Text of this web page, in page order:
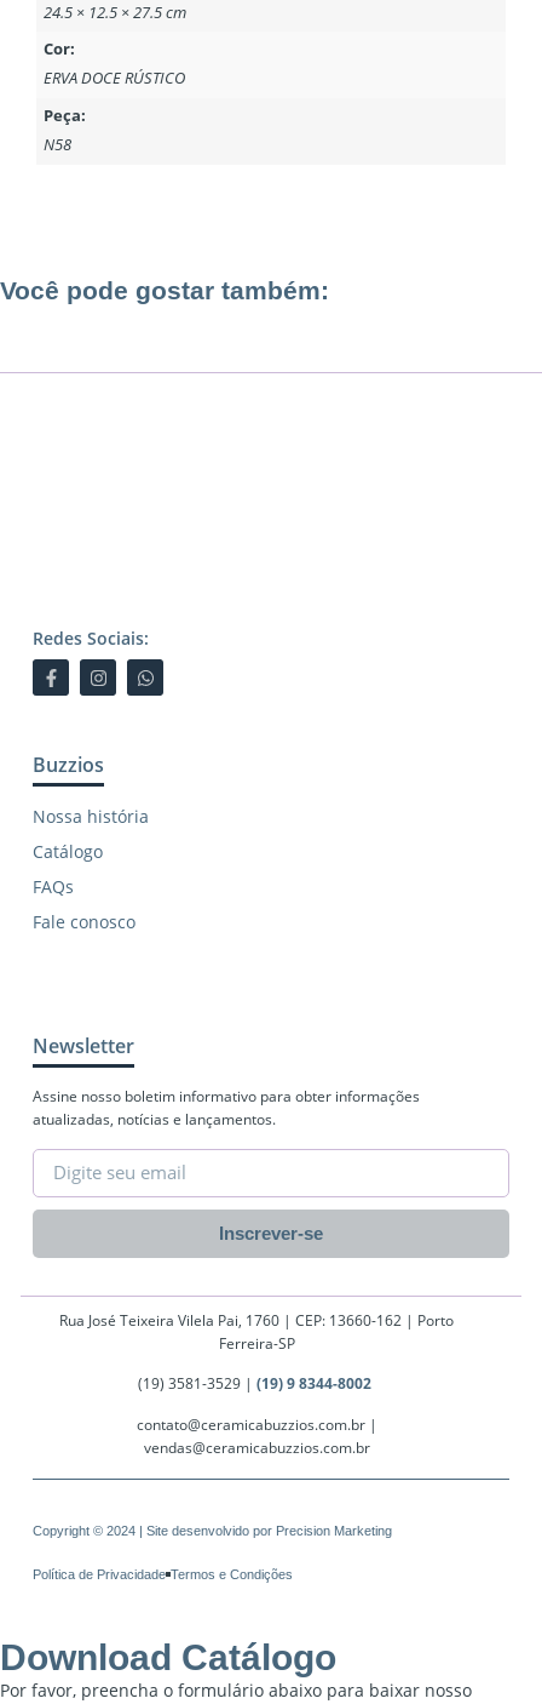
24.5 × 12.5 × 27.5 cm
Cor:
ERVA DOCE RÚSTICO
Peça:
N58
Você pode gostar também:
Redes Sociais:
Buzzios
Nossa história
Catálogo
FAQs
Fale conosco
Newsletter
Assine nosso boletim informativo para obter informações
atualizadas, notícias e lançamentos.
Inscrever-se
Rua José Teixeira Vilela Pai, 1760 | CEP: 13660-162 | Porto
Ferreira-SP
(19) 3581-3529 | (19) 9 8344-8002
contato@ceramicabuzzios.com.br |
vendas@ceramicabuzzios.com.br
Copyright © 2024 | Site desenvolvido por Precision Marketing
Política de Privacidade Termos e Condições
Download Catálogo
Por favor, preencha o formulário abaixo para baixar nosso